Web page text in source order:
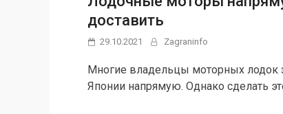
доставить
29.10.2021 Zagraninfo
Многие владельцы моторных лодок
Японии напрямую. Однако сделать